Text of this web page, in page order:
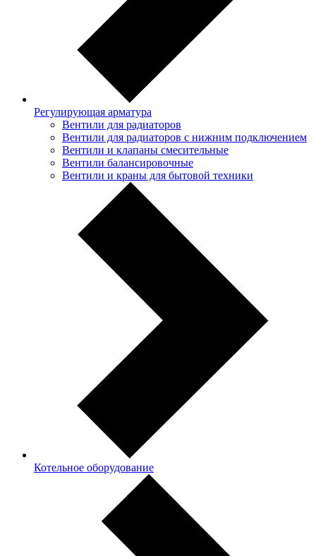
Регулирующая арматура
Вентили для радиаторов
Вентили для радиаторов с нижним подключением
Вентили и клапаны смесительные
Вентили балансировочные
Вентили и краны для бытовой техники
Котельное оборудование